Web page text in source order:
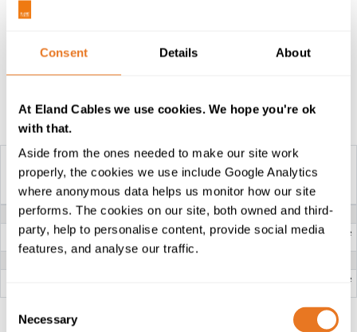
Consent Details About
At Eland Cables we use cookies. We hope you're ok
with that.
Aside from the ones needed to make our site work
properly, the cookies we use include Google Analytics
where anonymous data helps us monitor how our site
performs. The cookies on our site, both owned and third-
party, help to personalise content, provide social media
features, and analyse our traffic.
Selection
Necessary
también se especifica comúnmente en la
de control en turbinas eólicas.
Tabla de construcción
CABLES H05VV5-F
TENSIÓN NOMINAL
300/500V
CONDUCTOR
Cobre flexible de cadena fina de Clase
AISLAMIENTO
PVC (Cloruro de Polivinilo) - Resistente